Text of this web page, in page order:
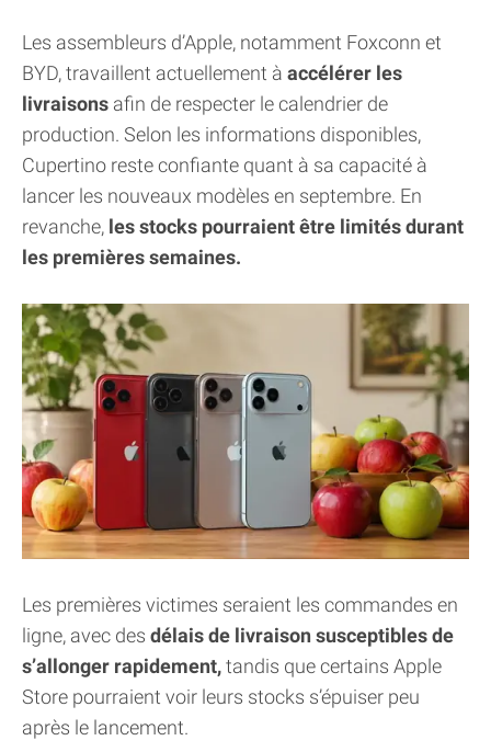
Les assembleurs d’Apple, notamment Foxconn et
BYD, travaillent actuellement à accélérer les
livraisons afin de respecter le calendrier de
production. Selon les informations disponibles,
Cupertino reste confiante quant à sa capacité à
lancer les nouveaux modèles en septembre. En
revanche, les stocks pourraient être limités durant
les premières semaines.
Les premières victimes seraient les commandes en
ligne, avec des délais de livraison susceptibles de
s’allonger rapidement,tandis que certains Apple
Store pourraient voir leurs stocks s’épuiser peu
après le lancement.